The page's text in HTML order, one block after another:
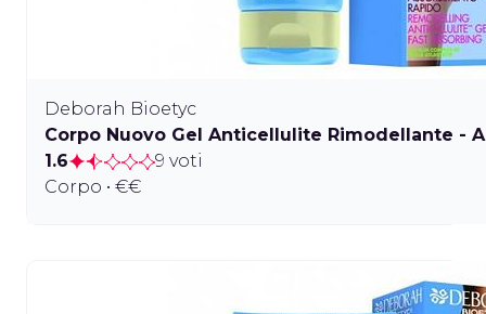
Deborah Bioetyc
Corpo Nuovo Gel Anticellulite Rimodellante -
1.6
9 voti
Corpo • €€